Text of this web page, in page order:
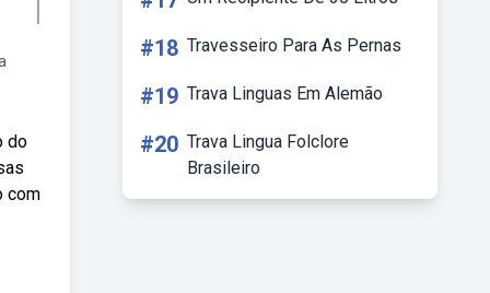
do
com
#18 Travesseiro Para As Pernas
#19 Trava Linguas Em Alemão
#20 Trava Lingua Folclore
Brasileiro